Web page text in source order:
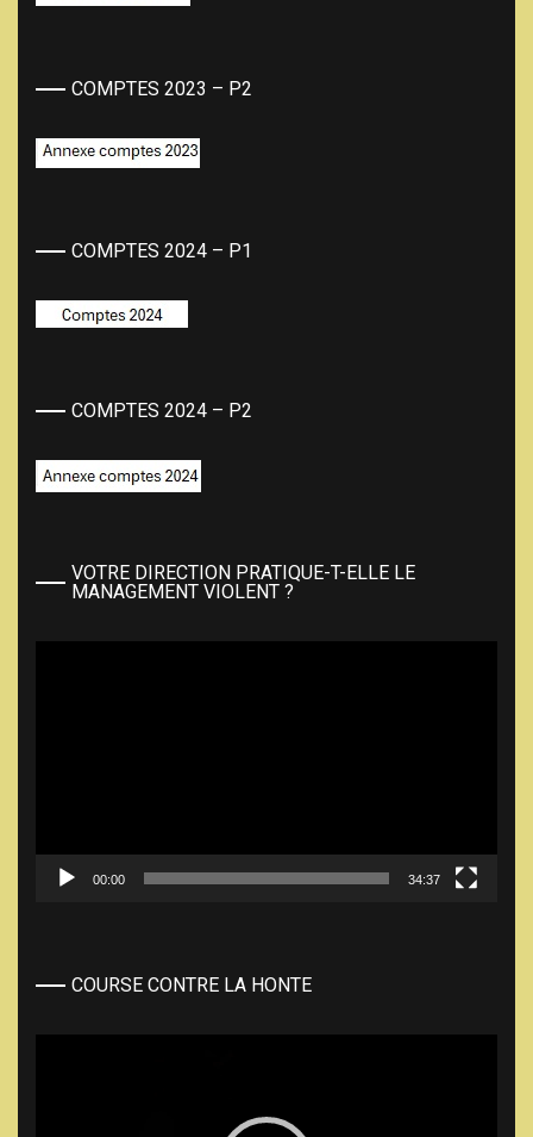
COMPTES 2023 – P2
COMPTES 2024 – P1
COMPTES 2024 – P2
VOTRE DIRECTION PRATIQUE-T-ELLE LE
MANAGEMENT VIOLENT ?
00:00 34:37
COURSE CONTRE LA HONTE